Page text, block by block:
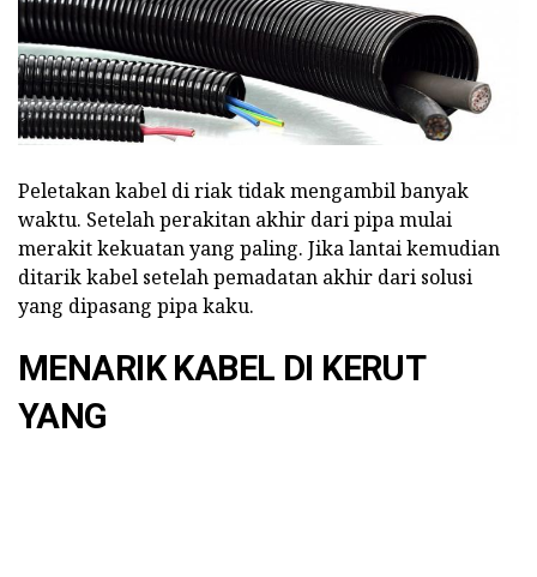
Peletakan kabel di riak tidak mengambil banyak
waktu. Setelah perakitan akhir dari pipa mulai
merakit kekuatan yang paling. Jika lantai kemudian
ditarik kabel setelah pemadatan akhir dari solusi
yang dipasang pipa kaku.
MENARIK KABEL DI KERUT
YANG